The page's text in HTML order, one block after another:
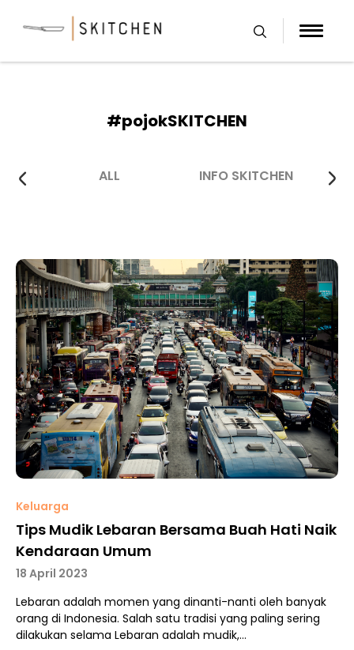
#pojokSKITCHEN
ALL INFO SKITCHEN
Keluarga
Tips Mudik Lebaran Bersama Buah Hati Naik
Kendaraan Umum
18 April 2023
Lebaran adalah momen yang dinanti-nanti oleh banyak
orang di Indonesia. Salah satu tradisi yang paling sering
dilakukan selama Lebaran adalah mudik,…